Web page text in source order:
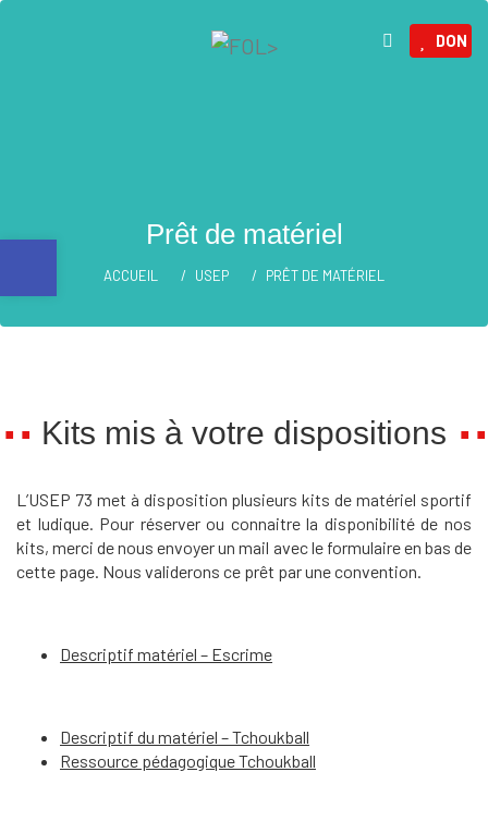
DON
Prêt de matériel
ACCUEIL USEP PRÊT DE MATÉRIEL
Kits mis à votre dispositions
L’USEP 73 met à disposition plusieurs kits de matériel sportif
et ludique. Pour réserver ou connaitre la disponibilité de nos
kits, merci de nous envoyer un mail avec le formulaire en bas de
cette page. Nous validerons ce prêt par une convention.
Descriptif matériel – Escrime
Descriptif du matériel – Tchoukball
Ressource pédagogique Tchoukball
Ouvrir la barre d’outils